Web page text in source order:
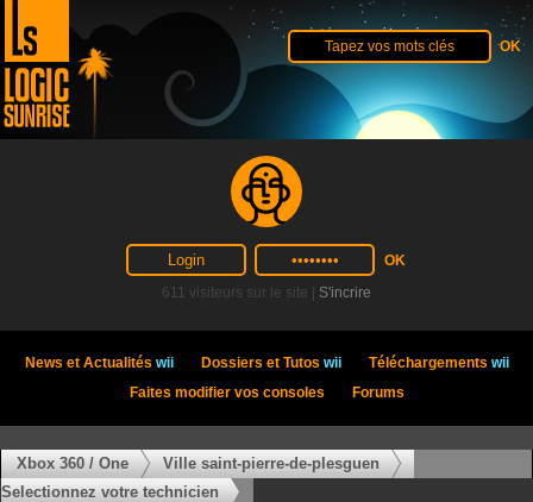
611 visiteurs sur le site | S'incrire
News et Actualités wii Dossiers et Tutos wii Téléchargements wii
Faites modifier vos consoles
Forums
Xbox 360 / One
Ville saint-pierre-de-plesguen
Selectionnez votre technicien